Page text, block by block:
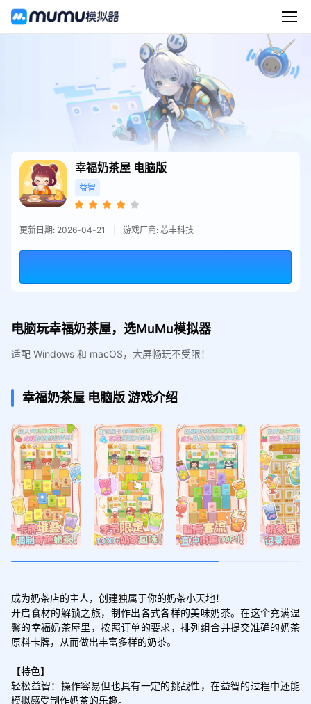
幸福奶茶屋 电脑版
益智
更新日期: 2026-04-21 游戏厂商: 芯丰科技
电脑玩幸福奶茶屋，选MuMu模拟器
适配 Windows 和 macOS，大屏畅玩不受限！
幸福奶茶屋 电脑版游戏介绍
成为奶茶店的主人，创建独属于你的奶茶小天地！
开启食材的解锁之旅，制作出各式各样的美味奶茶。在这个充满温
馨的幸福奶茶屋里，按照订单的要求，排列组合并提交准确的奶茶
原料卡牌，从而做出丰富多样的奶茶。
【特色】
轻松益智：操作容易但也具有一定的挑战性，在益智的过程中还能
模拟感受制作奶茶的乐趣。